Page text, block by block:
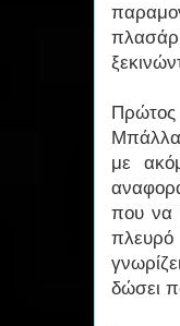
με
που να
δώσει